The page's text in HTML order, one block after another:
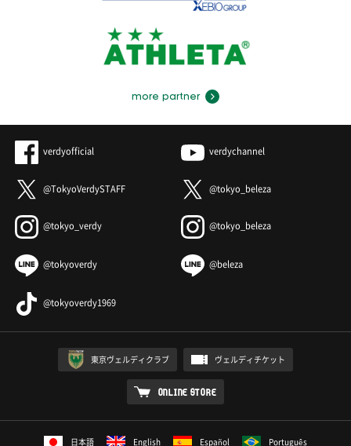
more partner
verdyofficial verdychannel
@TokyoVerdySTAFF @tokyo_beleza
@tokyo_verdy @tokyo_beleza
@tokyoverdy @beleza
@tokyoverdy1969
東京ヴェルディクラブ ヴェルディチケット
ONLINE STORE
日本語 English Español Português